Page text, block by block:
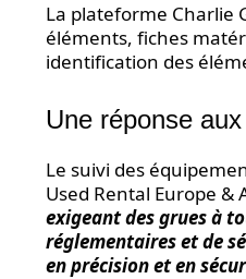
La plateforme Charlie
éléments, fiches
identification des
Une réponse
Le suivi des
Used Rental Europe
exigeant des grues à
réglementaires et de
en précision et en